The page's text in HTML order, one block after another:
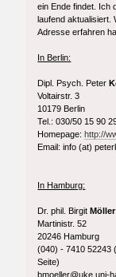
ein Ende findet. Ich
laufend aktualisiert.
Adresse erfahren
In Berlin:
Dipl. Psych. Peter
Voltairstr. 3
10179 Berlin
Tel.: 030/50 15 90
Homepage:http://
Email: info (at)
In Hamburg:
Dr. phil. BirgitMöller
Martinistr. 52
20246 Hamburg
(040) - 7410 52243
Seite)
bmoeller@uke.uni-